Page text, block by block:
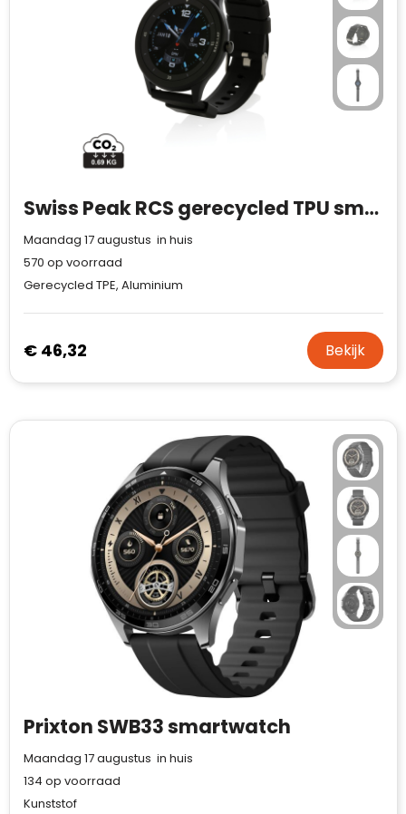
Swiss Peak RCS gerecycled TPU smart watch
Maandag 17 augustus in huis
570 op voorraad
Gerecycled TPE, Aluminium
€ 46,32 Bekijk
Prixton SWB33 smartwatch
Maandag 17 augustus in huis
134 op voorraad
Kunststof